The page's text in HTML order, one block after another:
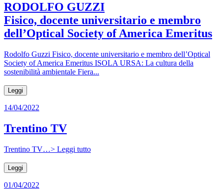
RODOLFO GUZZI
Fisico, docente universitario e membro
dell’Optical Society of America Emeritus
Rodolfo Guzzi Fisico, docente universitario e membro dell’Optical
Society of America Emeritus ISOLA URSA: La cultura della
sostenibilità ambientale Fiera...
Leggi
14/04/2022
Trentino TV
Trentino TV…> Leggi tutto
Leggi
01/04/2022